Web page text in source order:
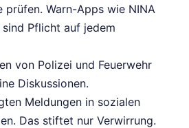
prüfen. Warn-Apps wie NINA
sind Pflicht auf jedem
von Polizei und Feuerwehr
Diskussionen.
Meldungen in sozialen
Das stiftet nur Verwirrung.